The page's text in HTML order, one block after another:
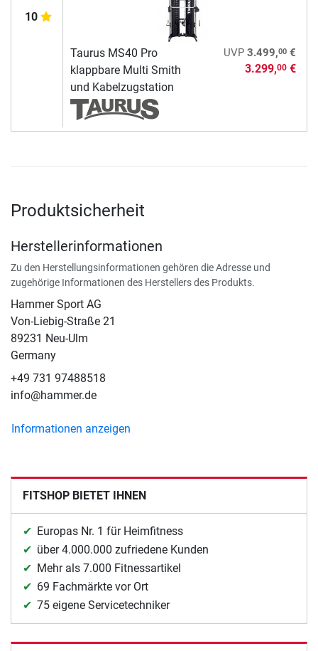
10
Taurus MS40 Pro
klappbare Multi Smith
und Kabelzugstation
UVP 3.499,00€
3.299,00€
Produktsicherheit
Herstellerinformationen
Zu den Herstellungsinformationen gehören die Adresse und
zugehörige Informationen des Herstellers des Produkts.
Hammer Sport AG
Von-Liebig-Straße 21
89231 Neu-Ulm
Germany
+49 731 97488518
info@hammer.de
Informationen anzeigen
FITSHOP BIETET IHNEN
Europas Nr. 1 für Heimfitness
über 4.000.000 zufriedene Kunden
Mehr als 7.000 Fitnessartikel
69 Fachmärkte vor Ort
75 eigene Servicetechniker